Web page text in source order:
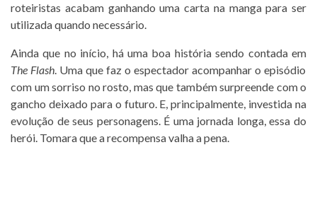
roteiristas acabam ganhando uma carta na manga para ser
utilizada quando necessário.
Ainda que no início, há uma boa história sendo contada em
The Flash. Uma que faz o espectador acompanhar o episódio
com um sorriso no rosto, mas que também surpreende com o
gancho deixado para o futuro. E, principalmente, investida na
evolução de seus personagens. É uma jornada longa, essa do
herói. Tomara que a recompensa valha a pena.